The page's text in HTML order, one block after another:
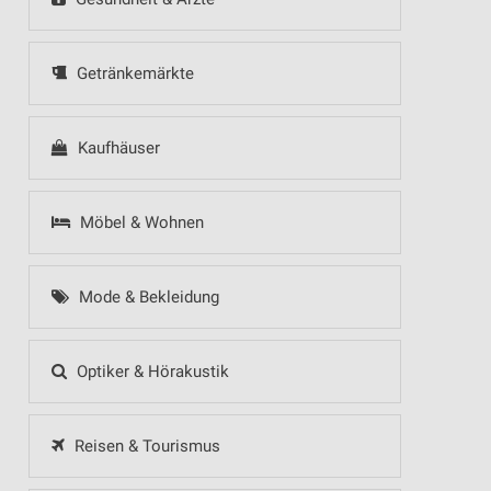
Getränkemärkte
Kaufhäuser
Möbel & Wohnen
Mode & Bekleidung
Optiker & Hörakustik
Reisen & Tourismus